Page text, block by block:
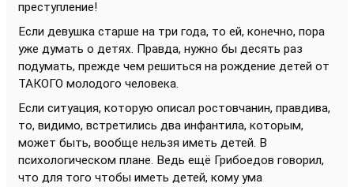
преступление!
Если девушка старше на три года, то ей, конечно, пора
уже думать о детях. Правда, нужно бы десять раз
подумать, прежде чем решиться на рождение детей от
ТАКОГО молодого человека.
Если ситуация, которую описал ростовчанин, правдива,
то, видимо, встретились два инфантила, которым,
может быть, вообще нельзя иметь детей. В
психологическом плане. Ведь ещё Грибоедов говорил,
что для того чтобы иметь детей, кому ума